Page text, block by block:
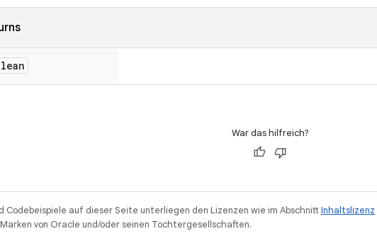
War das hilfreich?
Codebeispiele auf dieser Seite unterliegen den Lizenzen wie im AbschnittInhaltslizenz
von Oracle und/oder seinen Tochtergesellschaften.